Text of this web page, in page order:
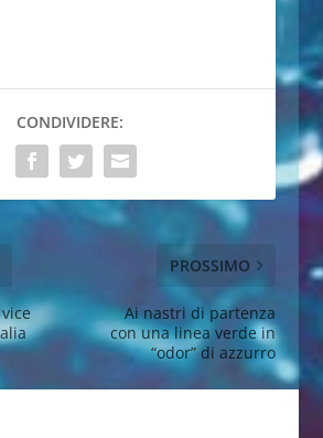
CONDIVIDERE:
PROSSIMO
Ai nastri di partenza
con una linea verde in
“odor” di azzurro